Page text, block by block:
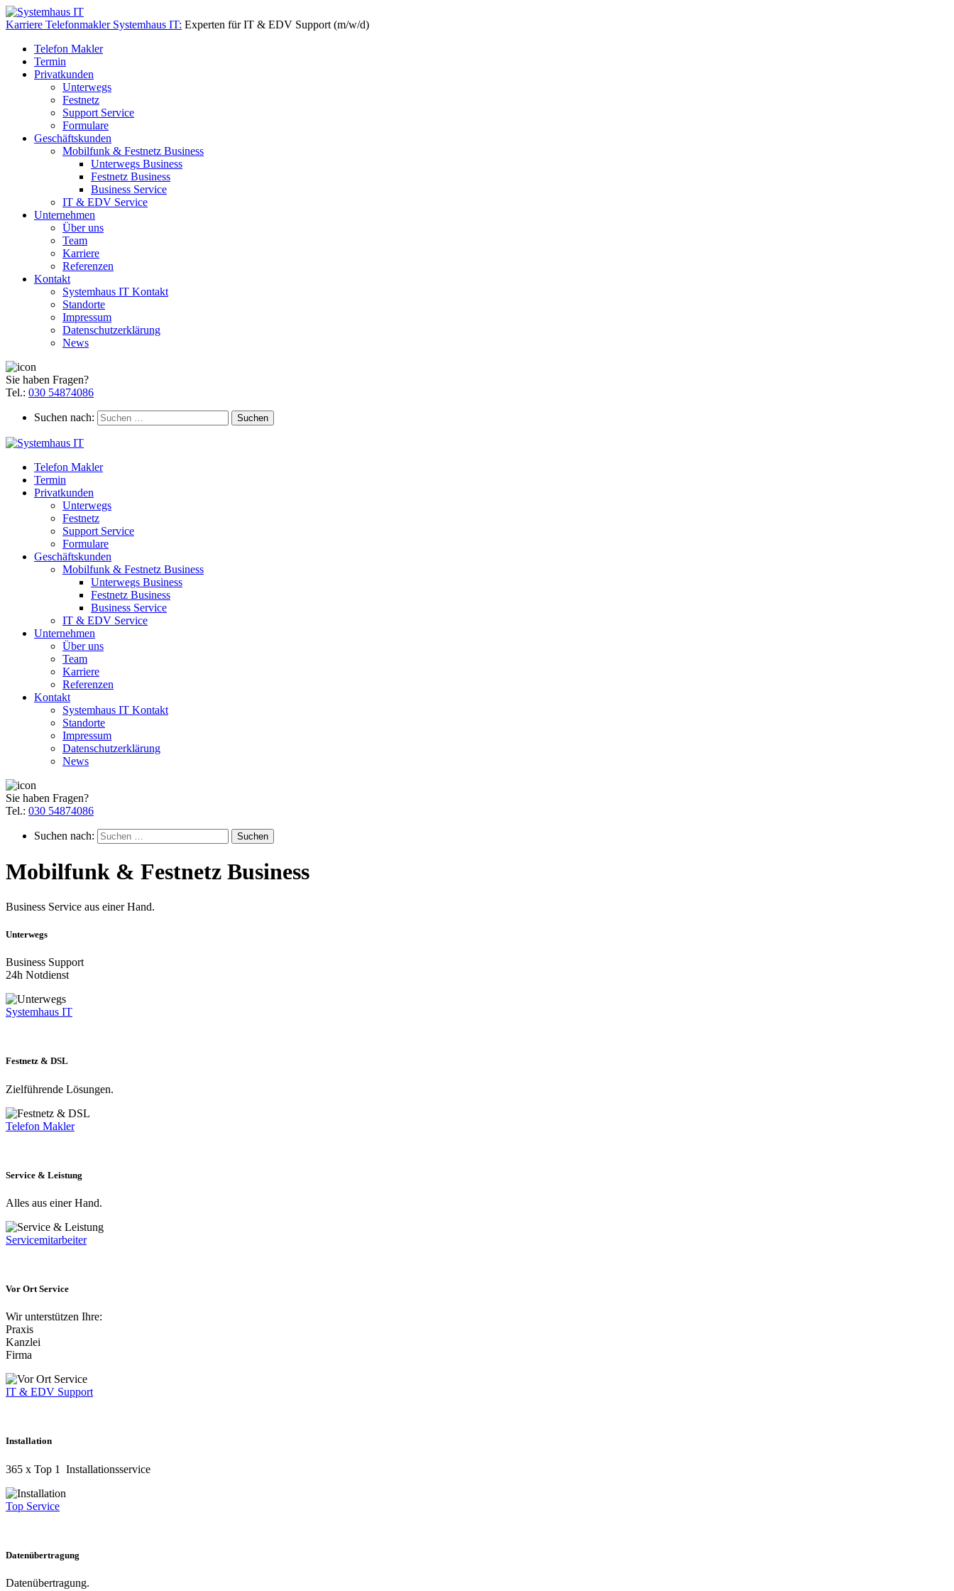
Karriere Telefonmakler Systemhaus IT: Experten für IT & EDV Support (m/w/d)
Telefon Makler
Termin
Privatkunden
Unterwegs
Festnetz
Support Service
Formulare
Geschäftskunden
Mobilfunk & Festnetz Business
Unterwegs Business
Festnetz Business
Business Service
IT & EDV Service
Unternehmen
Über uns
Team
Karriere
Referenzen
Kontakt
Systemhaus IT Kontakt
Standorte
Impressum
Datenschutzerklärung
News
Sie haben Fragen?
Tel.: 030 54874086
Suchen nach:
Telefon Makler
Termin
Privatkunden
Unterwegs
Festnetz
Support Service
Formulare
Geschäftskunden
Mobilfunk & Festnetz Business
Unterwegs Business
Festnetz Business
Business Service
IT & EDV Service
Unternehmen
Über uns
Team
Karriere
Referenzen
Kontakt
Systemhaus IT Kontakt
Standorte
Impressum
Datenschutzerklärung
News
Sie haben Fragen?
Tel.: 030 54874086
Suchen nach:
Mobilfunk & Festnetz Business
Business Service aus einer Hand.
Unterwegs
Business Support
24h Notdienst
Systemhaus IT
Festnetz & DSL
Zielführende Lösungen.
Telefon Makler
Service & Leistung
Alles aus einer Hand.
Servicemitarbeiter
Vor Ort Service
Wir unterstützen Ihre:
Praxis
Kanzlei
Firma
IT & EDV Support
Installation
365 x Top 1 Installationsservice
Top Service
Datenübertragung
Datenübertragung.